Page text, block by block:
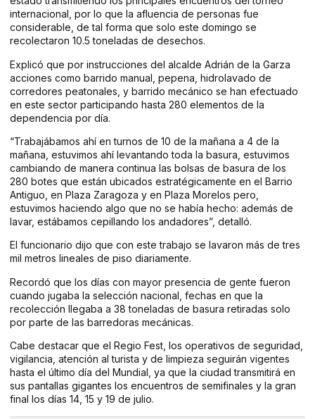
internacional, por lo que la afluencia de personas fue
considerable, de tal forma que solo este domingo se
recolectaron 10.5 toneladas de desechos.
Explicó que por instrucciones del alcalde Adrián de la Garza
acciones como barrido manual, pepena, hidrolavado de
corredores peatonales, y barrido mecánico se han efectuado
en este sector participando hasta 280 elementos de la
dependencia por día.
“Trabajábamos ahí en turnos de 10 de la mañana a 4 de la
mañana, estuvimos ahí levantando toda la basura, estuvimos
cambiando de manera continua las bolsas de basura de los
280 botes que están ubicados estratégicamente en el Barrio
Antiguo, en Plaza Zaragoza y en Plaza Morelos pero,
estuvimos haciendo algo que no se había hecho: además de
lavar, estábamos cepillando los andadores”, detalló.
El funcionario dijo que con este trabajo se lavaron más de tres
mil metros lineales de piso diariamente.
Recordó que los días con mayor presencia de gente fueron
cuando jugaba la selección nacional, fechas en que la
recolección llegaba a 38 toneladas de basura retiradas solo
por parte de las barredoras mecánicas.
Cabe destacar que el Regio Fest, los operativos de seguridad,
vigilancia, atención al turista y de limpieza seguirán vigentes
hasta el último día del Mundial, ya que la ciudad transmitirá en
sus pantallas gigantes los encuentros de semifinales y la gran
final los días 14, 15 y 19 de julio.